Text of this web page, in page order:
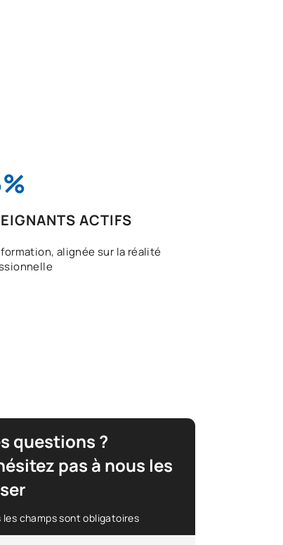
ACTIFS
alignée sur la réalité
questions ?
pas à nous les
les champs sont obligatoires